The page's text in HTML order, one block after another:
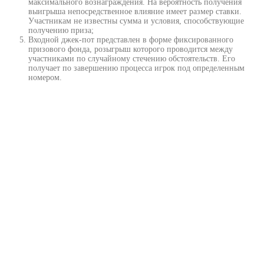
максимального вознаграждения. На вероятность получения
выигрыша непосредственное влияние имеет размер ставки.
Участникам не известны сумма и условия, способствующие
получению приза;
Входной джек-пот представлен в форме фиксированного
призового фонда, розыгрыш которого проводится между
участниками по случайному стечению обстоятельств. Его
получает по завершению процесса игрок под определенным
номером.